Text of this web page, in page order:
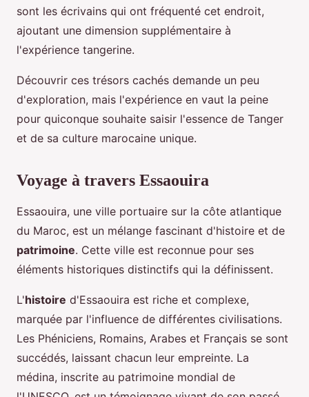
sont les écrivains qui ont fréquenté cet endroit,
ajoutant une dimension supplémentaire à
l'expérience tangerine.
Découvrir ces trésors cachés demande un peu
d'exploration, mais l'expérience en vaut la peine
pour quiconque souhaite saisir l'essence de Tanger
et de sa culture marocaine unique.
Voyage à travers Essaouira
Essaouira, une ville portuaire sur la côte atlantique
du Maroc, est un mélange fascinant d'histoire et de
patrimoine. Cette ville est reconnue pour ses
éléments historiques distinctifs qui la définissent.
L'histoire d'Essaouira est riche et complexe,
marquée par l'influence de différentes civilisations.
Les Phéniciens, Romains, Arabes et Français se sont
succédés, laissant chacun leur empreinte. La
médina, inscrite au patrimoine mondial de